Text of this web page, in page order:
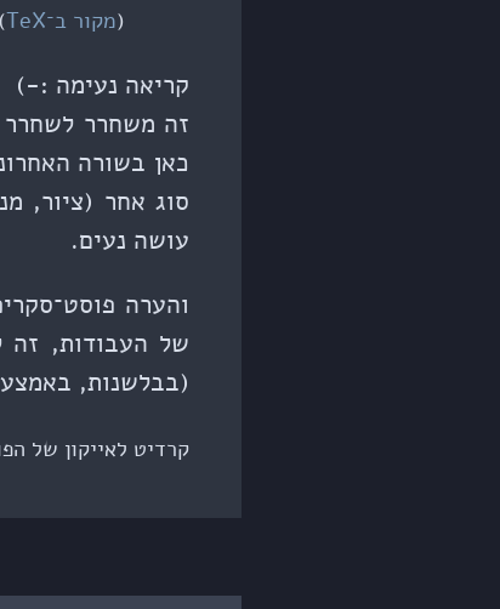
(מקור ב־TeX )
קריאה נעימה :-)
זה משחרר לשחרר
כאן בשורה
סוג אחר (ציור,
עושה נעים.
והערה
(בבלשנות,
קרדיט לאייקון של